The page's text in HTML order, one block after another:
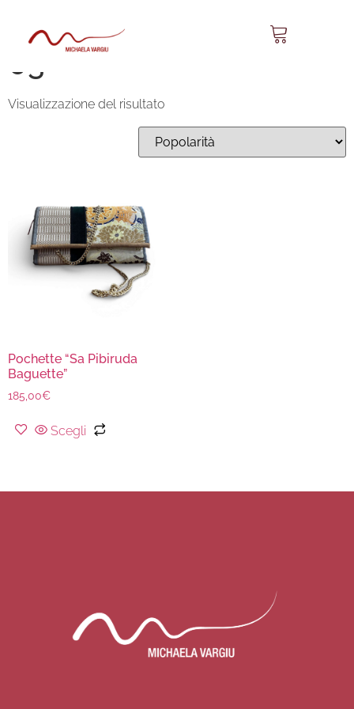
Sa Pibiruda Baguette
03
Visualizzazione del risultato
Pochette “Sa Pibiruda
Baguette”
185,00€
Scegli